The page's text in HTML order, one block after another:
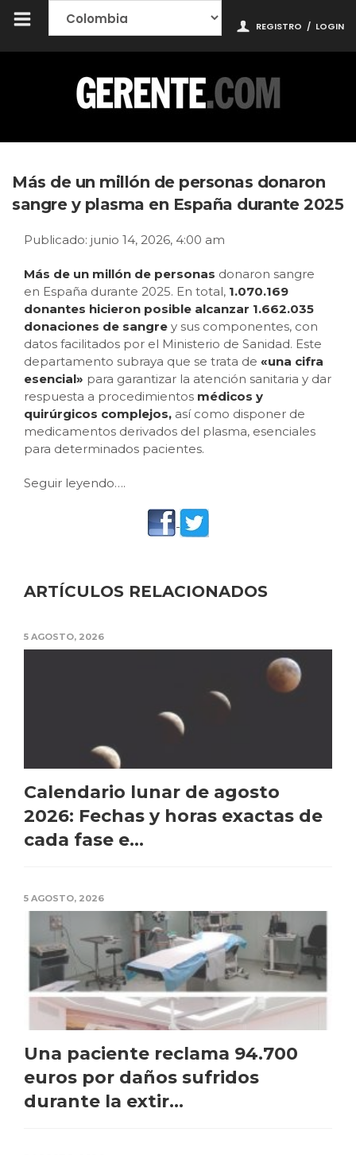
REGISTRO / LOGIN
Más de un millón de personas donaron
sangre y plasma en España durante 2025
Publicado: junio 14, 2026, 4:00 am
Más de un millón de personas donaron sangre
en España durante 2025. En total, 1.070.169
donantes hicieron posible alcanzar 1.662.035
donaciones de sangre y sus componentes, con
datos facilitados por el Ministerio de Sanidad. Este
departamento subraya que se trata de «una cifra
esencial» para garantizar la atención sanitaria y dar
respuesta a procedimientos médicos y
quirúrgicos complejos, así como disponer de
medicamentos derivados del plasma, esenciales
para determinados pacientes.
Seguir leyendo….
ARTÍCULOS RELACIONADOS
5 AGOSTO, 2026
Calendario lunar de agosto
2026: Fechas y horas exactas de
cada fase e...
5 AGOSTO, 2026
Una paciente reclama 94.700
euros por daños sufridos
durante la extir...